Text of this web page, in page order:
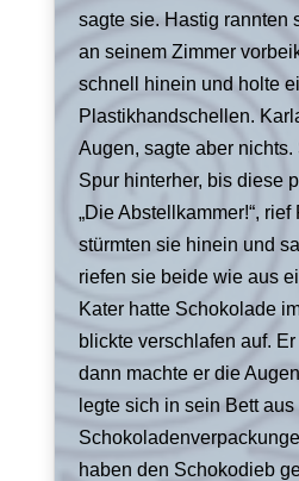
sagte sie. Hastig rannten
an seinem Zimmer
schnell hinein und holte
Plastikhandschellen.
Augen, sagte aber
Spur hinterher, bis diese
„Die Abstellkammer!“,
stürmten sie hinein und
riefen sie beide wie aus
Kater hatte Schokolade
blickte verschlafen auf.
dann machte er die
legte sich in sein Bett aus
haben den Schokodieb